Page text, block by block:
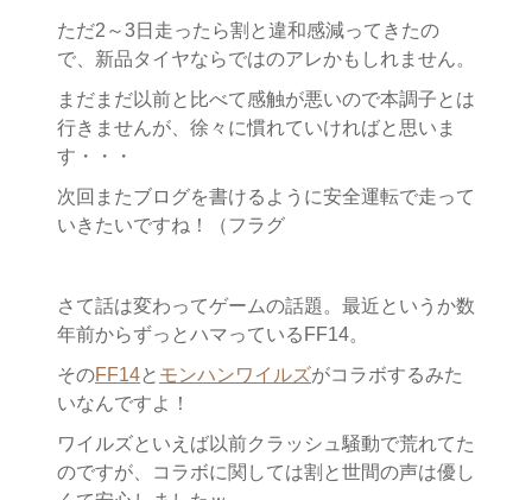
ただ2～3日走ったら割と違和感減ってきたの
で、新品タイヤならではのアレかもしれません。
まだまだ以前と比べて感触が悪いので本調子とは
行きませんが、徐々に慣れていければと思いま
す・・・
次回またブログを書けるように安全運転で走って
いきたいですね！（フラグ
さて話は変わってゲームの話題。最近というか数
年前からずっとハマっているFF14。
そのFF14と モンハンワイルズがコラボするみた
いなんですよ！
ワイルズといえば以前クラッシュ騒動で荒れてた
のですが、コラボに関しては割と世間の声は優し